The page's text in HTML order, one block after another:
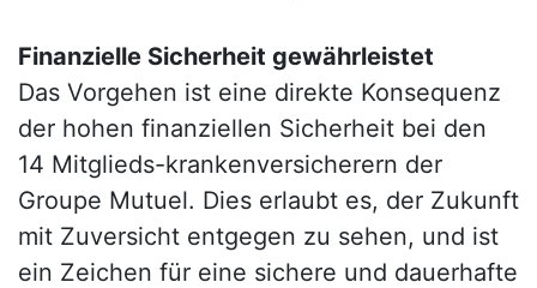
Finanzielle Sicherheit gewährleistet
Das Vorgehen ist eine direkte Konsequenz
der hohen finanziellen Sicherheit bei den
14 Mitglieds-krankenversicherern der
Groupe Mutuel. Dies erlaubt es, der Zukunft
mit Zuversicht entgegen zu sehen, und ist
ein Zeichen für eine sichere und dauerhafte